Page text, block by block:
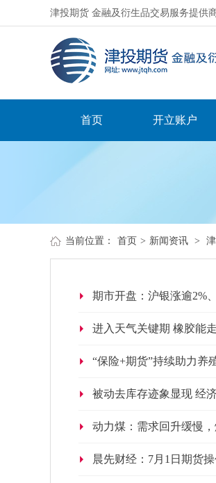
津投期货 金融及衍生品交易服务提供
首页 开立账户
当前位置： 首页 > 新闻资讯 >
期市开盘：沪银涨逾2%
进入天气关键期 橡胶能
“保险+期货”持续助力养
被动去库存迹象显现 经
动力煤：需求回升缓慢
晨先财经：7月1日期货